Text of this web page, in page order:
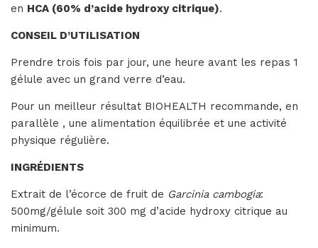
en HCA (60% d’acide hydroxy citrique).
CONSEIL D’UTILISATION
Prendre trois fois par jour, une heure avant les repas 1
gélule avec un grand verre d’eau.
Pour un meilleur résultat BIOHEALTH recommande, en
parallèle , une alimentation équilibrée et une activité
physique régulière.
INGRÉDIENTS
Extrait de l’écorce de fruit de Garcinia cambogia:
500mg/gélule soit 300 mg d’acide hydroxy citrique au
minimum.